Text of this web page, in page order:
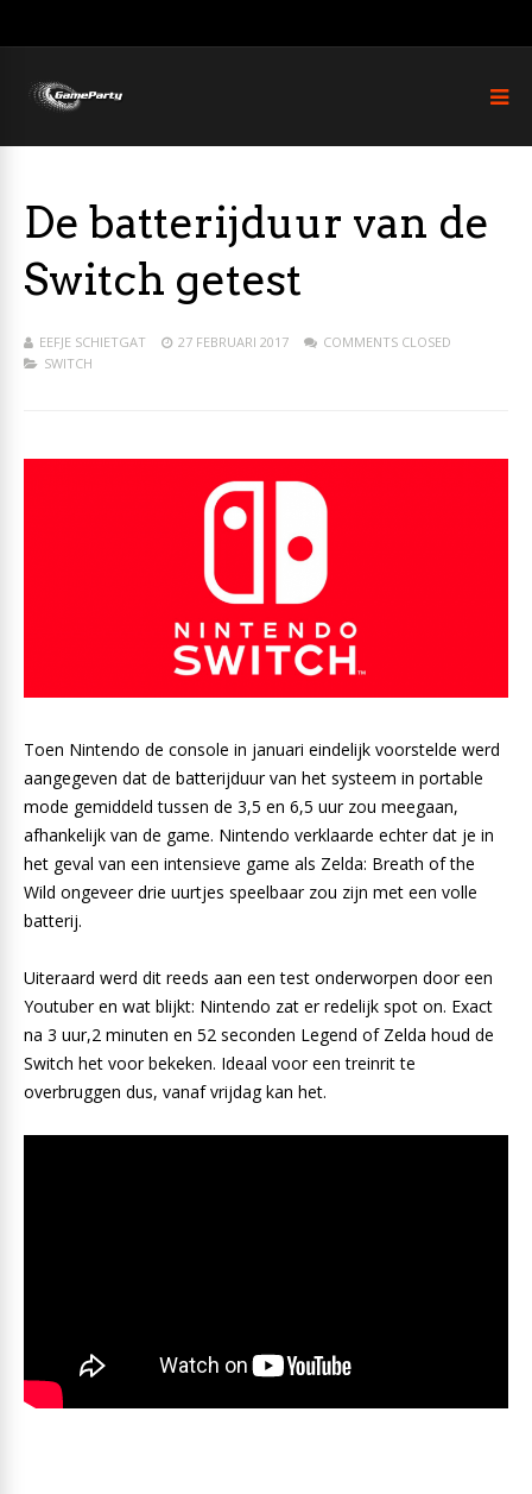
De batterijduur van de
Switch getest
EEFJE SCHIETGAT 27 FEBRUARI 2017
COMMENTS CLOSED
SWITCH
Toen Nintendo de console in januari eindelijk voorstelde werd
aangegeven dat de batterijduur van het systeem in portable
mode gemiddeld tussen de 3,5 en 6,5 uur zou meegaan,
afhankelijk van de game. Nintendo verklaarde echter dat je in
het geval van een intensieve game als Zelda: Breath of the
Wild ongeveer drie uurtjes speelbaar zou zijn met een volle
batterij.
Uiteraard werd dit reeds aan een test onderworpen door een
Youtuber en wat blijkt: Nintendo zat er redelijk spot on. Exact
na 3 uur,2 minuten en 52 seconden Legend of Zelda houd de
Switch het voor bekeken. Ideaal voor een treinrit te
overbruggen dus, vanaf vrijdag kan het.